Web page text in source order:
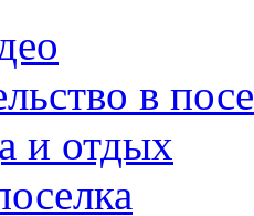
в
и отдых